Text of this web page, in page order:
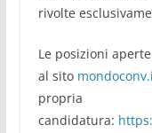
rivolte
Le posizioni
al sito
propria
candidatura: